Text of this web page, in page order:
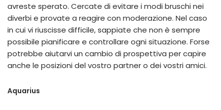
avreste sperato. Cercate di evitare i modi bruschi nei
diverbi e provate a reagire con moderazione. Nel caso
in cui vi riuscisse difficile, sappiate che non è sempre
possibile pianificare e controllare ogni situazione. Forse
potrebbe aiutarvi un cambio di prospettiva per capire
anche le posizioni del vostro partner o dei vostri amici.
Aquarius